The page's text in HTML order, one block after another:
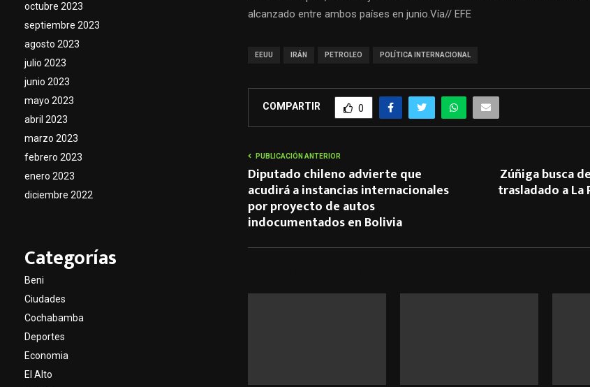
alcanzado entre ambos países en junio.Vía// EFE
EEUU IRÁN PETROLEO POLÍTICA INTERNACIONAL
COMPARTIR 0
PUBLICACIÓN ANTERIOR
Diputado chileno advierte que
acudirá a instancias internacionales
por proyecto de autos
indocumentados en Bolivia
Zúñiga busca
trasladado a La
octubre 2023
septiembre 2023
agosto 2023
julio 2023
junio 2023
mayo 2023
abril 2023
marzo 2023
febrero 2023
enero 2023
diciembre 2022
Categorías
Beni
Ciudades
Cochabamba
Deportes
Economia
El Alto